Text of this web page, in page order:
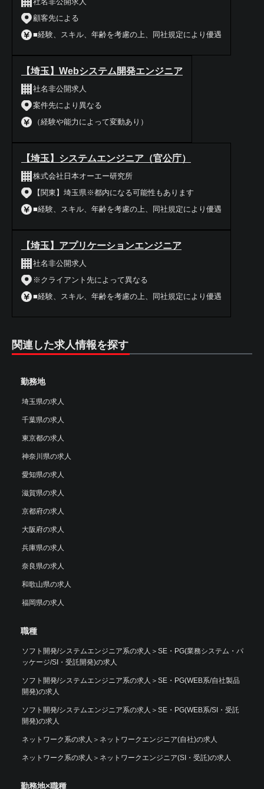
顧客先による
■経験、スキル、年齢を考慮の上、同社規定により優遇
【埼玉】Webシステム開発エンジニア
社名非公開求人
案件先により異なる
（経験や能力によって変動あり）
【埼玉】システムエンジニア（官公庁）
株式会社日本オーエー研究所
【関東】埼玉県※都内になる可能性もあります
■経験、スキル、年齢を考慮の上、同社規定により優遇
【埼玉】アプリケーションエンジニア
社名非公開求人
※クライアント先によって異なる
■経験、スキル、年齢を考慮の上、同社規定により優遇
関連した求人情報を探す
勤務地
埼玉県の求人
千葉県の求人
東京都の求人
神奈川県の求人
愛知県の求人
滋賀県の求人
京都府の求人
大阪府の求人
兵庫県の求人
奈良県の求人
和歌山県の求人
福岡県の求人
職種
ソフト開発/システムエンジニア系の求人 ＞ SE・PG(業務システム・パ
ッケージ/SI・受託開発)の求人
ソフト開発/システムエンジニア系の求人 ＞ SE・PG(WEB系/自社製品
開発)の求人
ソフト開発/システムエンジニア系の求人 ＞ SE・PG(WEB系/SI・受託
開発)の求人
ネットワーク系の求人 ＞ ネットワークエンジニア(自社)の求人
ネットワーク系の求人 ＞ ネットワークエンジニア(SI・受託)の求人
勤務地×職種